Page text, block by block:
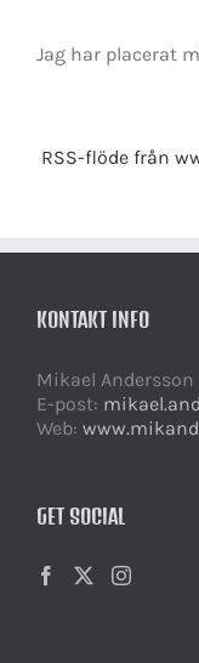
Jag har placerat
RSS-flöde från
KONTAKT INFO
Mikael Andersson
E-post:
Web:
GET SOCIAL